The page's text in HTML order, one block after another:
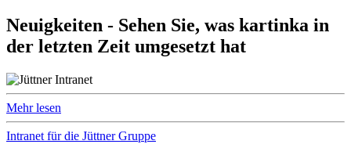
Neuigkeiten - Sehen Sie, was kartinka in
der letzten Zeit umgesetzt hat
Mehr lesen
Intranet für die Jüttner Gruppe